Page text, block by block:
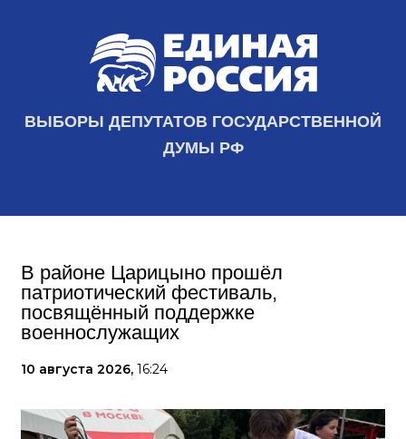
ВЫБОРЫ ДЕПУТАТОВ ГОСУДАРСТВЕННОЙ
ДУМЫ РФ
В районе Царицыно прошёл
патриотический фестиваль,
посвящённый поддержке
военнослужащих
10 августа 2026, 16:24